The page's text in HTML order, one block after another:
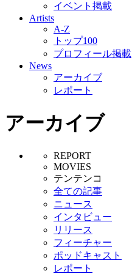
イベント掲載
Artists
A-Z
トップ100
プロフィール掲載
News
アーカイブ
レポート
アーカイブ
REPORT
MOVIES
テンテンコ
全ての記事
ニュース
インタビュー
リリース
フィーチャー
ポッドキャスト
レポート